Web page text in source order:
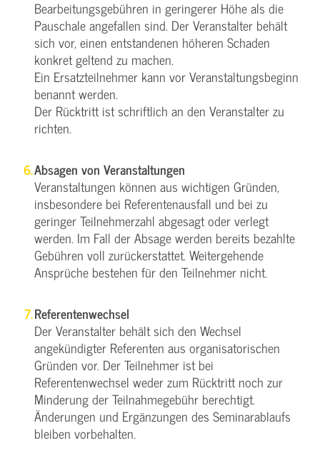
Bearbeitungsgebühren in geringerer Höhe als die
Pauschale angefallen sind. Der Veranstalter behält
sich vor, einen entstandenen höheren Schaden
konkret geltend zu machen.
Ein Ersatzteilnehmer kann vor Veranstaltungsbeginn
benannt werden.
Der Rücktritt ist schriftlich an den Veranstalter zu
richten.
Absagen von Veranstaltungen
Veranstaltungen können aus wichtigen Gründen,
insbesondere bei Referentenausfall und bei zu
geringer Teilnehmerzahl abgesagt oder verlegt
werden. Im Fall der Absage werden bereits bezahlte
Gebühren voll zurückerstattet. Weitergehende
Ansprüche bestehen für den Teilnehmer nicht.
Referentenwechsel
Der Veranstalter behält sich den Wechsel
angekündigter Referenten aus organisatorischen
Gründen vor. Der Teilnehmer ist bei
Referentenwechsel weder zum Rücktritt noch zur
Minderung der Teilnahmegebühr berechtigt.
Änderungen und Ergänzungen des Seminarablaufs
bleiben vorbehalten.